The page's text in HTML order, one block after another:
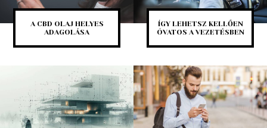
A CBD OLAJ HELYES
ADAGOLÁSA
ÍGY LEHETSZ KELLŐEN
ÓVATOS A VEZETÉSBEN